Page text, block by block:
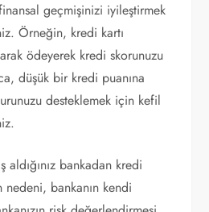
geçmişinizi iyileştirmek
Örneğin, kredi kartı
ödeyerek kredi skorunuzu
düşük bir kredi puanına
desteklemek için kefil
aldığınız bankadan kredi
nedeni, bankanın kendi